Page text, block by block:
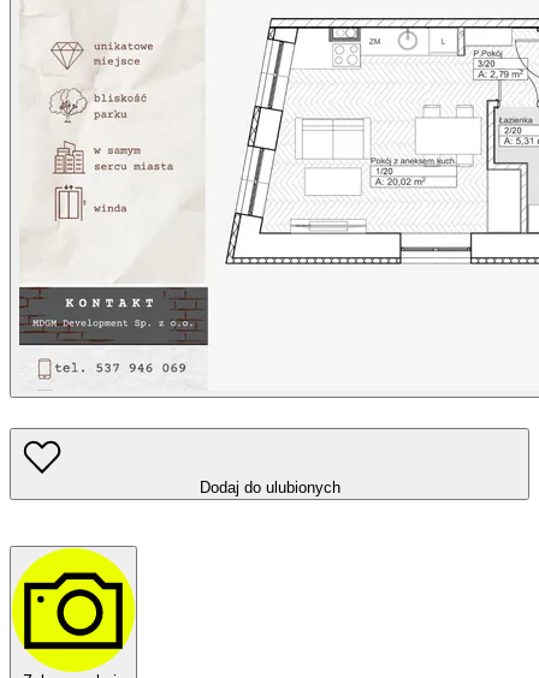
Dodaj do ulubionych